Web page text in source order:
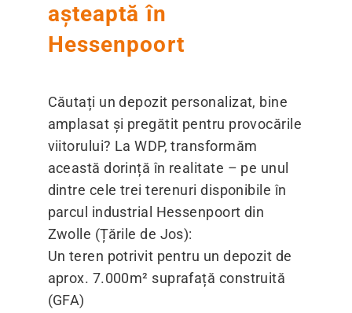
așteaptă în
Hessenpoort
Căutați un depozit personalizat, bine
amplasat și pregătit pentru provocările
viitorului? La WDP, transformăm
această dorință în realitate – pe unul
dintre cele trei terenuri disponibile în
parcul industrial Hessenpoort din
Zwolle (Țările de Jos):
Un teren potrivit pentru un depozit de
aprox. 7.000m² suprafață construită
(GFA)